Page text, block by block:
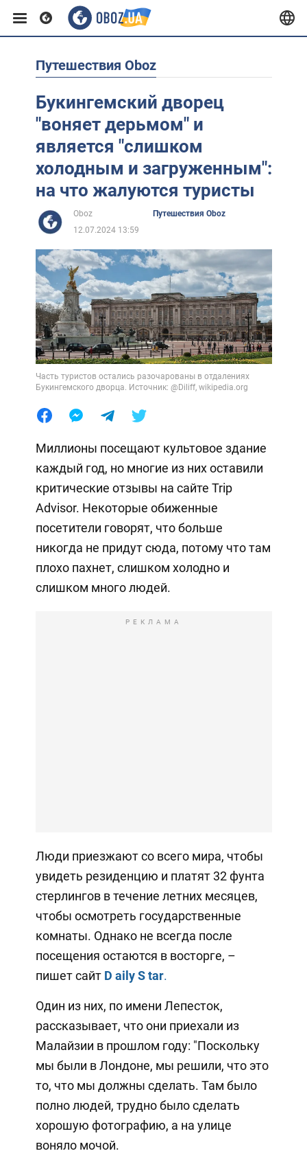
Европа
США
Азия
Африка
Жизнь
Лайфхаки
Путешествия Oboz
Букингемский дворец
"воняет дерьмом" и
является "слишком
холодным и загруженным":
на что жалуются туристы
Oboz
Путешествия Oboz
12.07.2024 13:59
Часть туристов остались разочарованы в отдалениях
Букингемского дворца. Источник: @Diliff, wikipedia.org
Миллионы посещают культовое здание
каждый год, но многие из них оставили
критические отзывы на сайте Trip
Advisor. Некоторые обиженные
посетители говорят, что больше
никогда не придут сюда, потому что там
плохо пахнет, слишком холодно и
слишком много людей.
РЕКЛАМА
Люди приезжают со всего мира, чтобы
увидеть резиденцию и платят 32 фунта
стерлингов в течение летних месяцев,
чтобы осмотреть государственные
комнаты. Однако не всегда после
посещения остаются в восторге, –
пишет сайт D aily S tar.
Один из них, по имени Лепесток,
рассказывает, что они приехали из
Малайзии в прошлом году: "Поскольку
мы были в Лондоне, мы решили, что это
то, что мы должны сделать. Там было
полно людей, трудно было сделать
хорошую фотографию, а на улице
воняло мочой.